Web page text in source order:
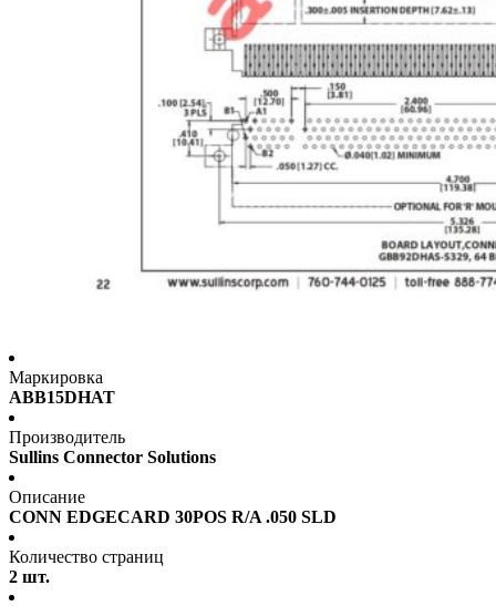
Маркировка
ABB15DHAT
Производитель
Sullins Connector Solutions
Описание
CONN EDGECARD 30POS R/A .050 SLD
Количество страниц
2 шт.